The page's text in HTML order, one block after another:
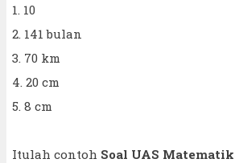
1. 10
2. 141 bulan
3. 70 km
4. 20 cm
5. 8 cm
Itulah contoh Soal UAS